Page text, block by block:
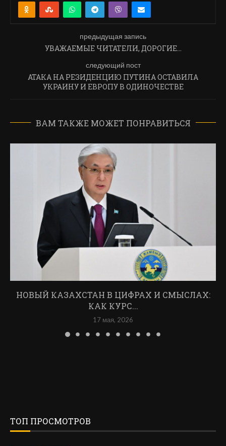
предыдущая запись
УВАЖАЕМЫЕ ЧИТАТЕЛИ, ДОРОГИЕ…
следующий пост
АТАКА НА РЕЗИДЕНЦИЮ ПУТИНА ОСТАВИЛА
УКРАИНУ И ЕВРОПУ В ОДИНОЧЕСТВЕ
ВАМ ТАКЖЕ МОЖЕТ ПОНРАВИТЬСЯ
НОВЫЙ КАЗАХСТАН В ЦИФРАХ И СМЫСЛАХ:
КАК КУРС...
17 мая, 2026
ТОП ПРОСМОТРОВ